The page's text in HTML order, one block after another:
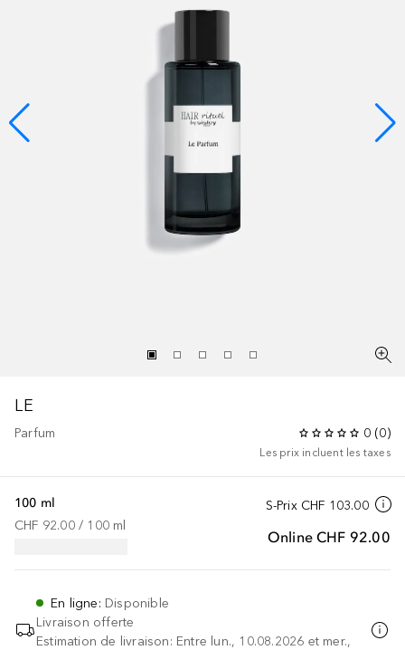
LE
Parfum 0 (0)
Les prix incluent les taxes
S-Prix CHF 103.00
Online CHF 92.00
100 ml
CHF 92.00 / 100 ml
En ligne: Disponible
Livraison offerte
Estimation de livraison: Entre lun., 10.08.2026 et mer.,